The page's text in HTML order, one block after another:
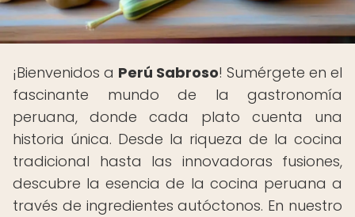
¡Bienvenidos a Perú Sabroso! Sumérgete en el
fascinante mundo de la gastronomía
peruana, donde cada plato cuenta una
historia única. Desde la riqueza de la cocina
tradicional hasta las innovadoras fusiones,
descubre la esencia de la cocina peruana a
través de ingredientes autóctonos. En nuestro